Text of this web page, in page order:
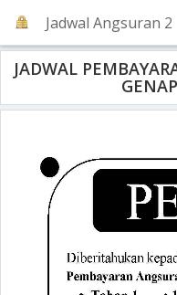
Jadwal Angsuran 2
JADWAL